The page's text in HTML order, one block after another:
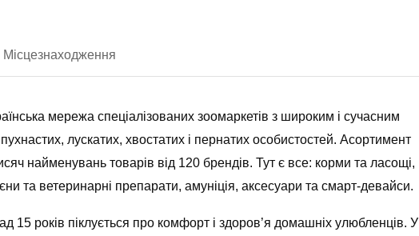
Місцезнаходження
мережа спеціалізованих зоомаркетів з широким і сучасним
лускатих, хвостатих і пернатих особистостей. Асортимент
найменувань товарів від 120 брендів. Тут є все: корми та ласощі,
та ветеринарні препарати, амуніція, аксесуари та смарт-девайси.
15 років піклується про комфорт і здоров’я домашніх улюбленців. У